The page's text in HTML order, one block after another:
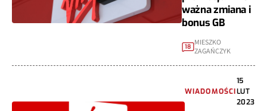
ważna zmiana i
bonus GB
18 MIESZKO
ZAGAŃCZYK
WIADOMOŚCI
15
LUT
2023